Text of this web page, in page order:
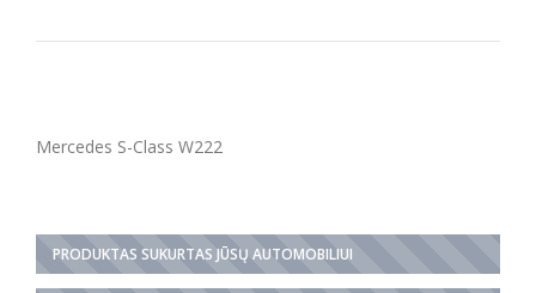
Mercedes S-Class W222
PRODUKTAS SUKURTAS JŪSŲ AUTOMOBILIUI